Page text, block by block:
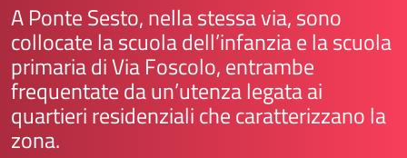
A Ponte Sesto, nella stessa via, sono
collocate la scuola dell’infanzia e la scuola
primaria di Via Foscolo, entrambe
frequentate da un’utenza legata ai
quartieri residenziali che caratterizzano la
zona.